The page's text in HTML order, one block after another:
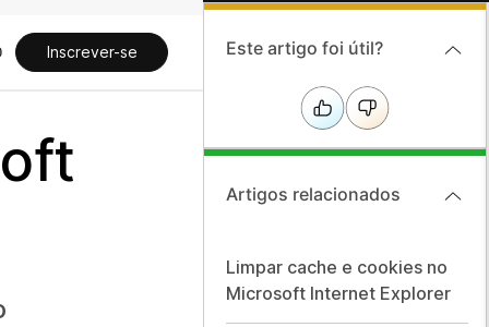
Inscrever-se Este artigo foi útil?
Artigos relacionados
Limpar cache e cookies no
Microsoft Internet Explorer